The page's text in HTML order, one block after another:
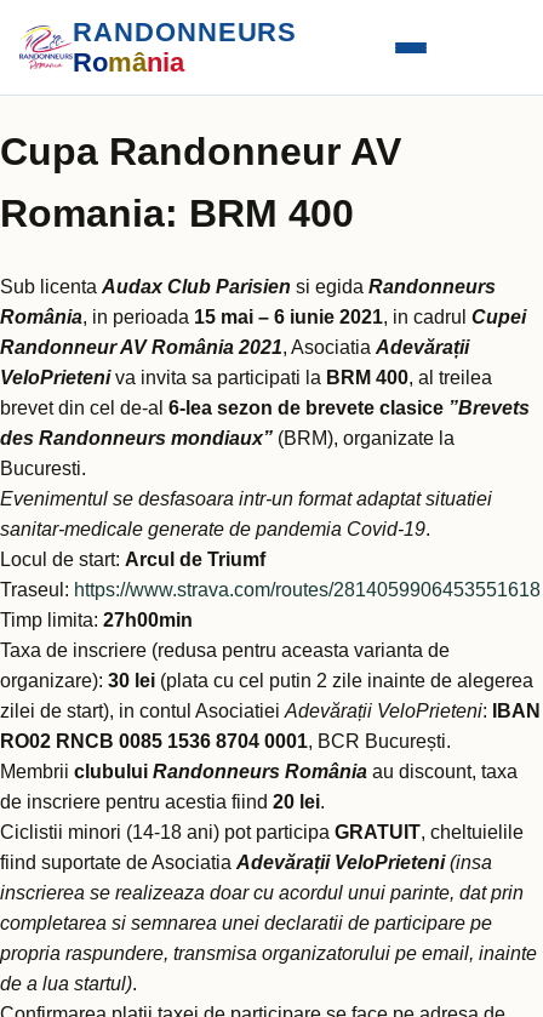
RANDONNEURS
România
Cupa Randonneur AV
Romania: BRM 400
Sub licenta Audax Club Parisien si egida Randonneurs
România, in perioada 15 mai – 6 iunie 2021, in cadrul Cupei
Randonneur AV România 2021, Asociatia Adevărații
VeloPrieteniva invita sa participati la BRM 400, al treilea
brevet din cel de-al 6-lea sezon de brevete clasice ”Brevets
des Randonneurs mondiaux” (BRM), organizate la
Bucuresti.
Evenimentul se desfasoara intr-un format adaptat situatiei
sanitar-medicale generate de pandemia Covid-19.
Locul de start: Arcul de Triumf
Traseul: https://www.strava.com/routes/2814059906453551618
Timp limita: 27h00min
Taxa de inscriere (redusa pentru aceasta varianta de
organizare): 30 lei (plata cu cel putin 2 zile inainte de alegerea
zilei de start), in contul Asociatiei Adevărații VeloPrieteni:
IBAN
RO02 RNCB 0085 1536 8704 0001, BCR București.
Membrii clubului Randonneurs România au discount, taxa
de inscriere pentru acestia fiind 20 lei.
Ciclistii minori (14-18 ani) pot participa GRATUIT, cheltuielile
fiind suportate de Asociatia Adevărații VeloPrieteni(insa
inscrierea se realizeaza doar cu acordul unui parinte, dat prin
completarea si semnarea unei declaratii de participare pe
propria raspundere, transmisa organizatorului pe email, inainte
de a lua startul).